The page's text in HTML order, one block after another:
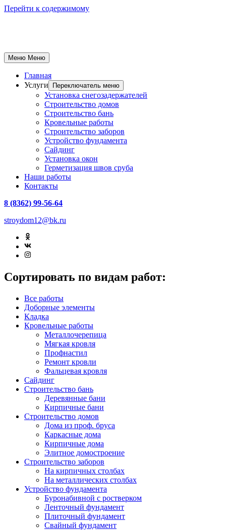
Перейти к содержимому
Меню Меню
Главная
Услуги
Переключатель меню
Установка снегозадержателей
Строительство домов
Строительство бань
Кровельные работы
Строительство заборов
Устройство фундамента
Сайдинг
Установка окон
Герметизация швов сруба
Наши работы
Контакты
8 (8362) 99-56-64
stroydom12@bk.ru
Сортировать по видам работ:
Все работы
Доборные элементы
Кладка
Кровельные работы
Металлочерепица
Мягкая кровля
Профнастил
Ремонт кровли
Фальцевая кровля
Сайдинг
Строительство бань
Деревянные бани
Кирпичные бани
Строительство домов
Дома из проф. бруса
Каркасные дома
Кирпичные дома
Элитное домостроение
Строительство заборов
На кирпичных столбах
На металлических столбах
Устройство фундамента
Буронабивной с ростверком
Ленточный фундамент
Плиточный фундамент
Свайный фундамент